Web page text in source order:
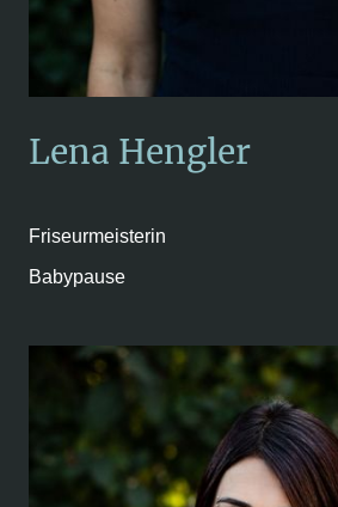
Lena Hengler
Friseurmeisterin
Babypause